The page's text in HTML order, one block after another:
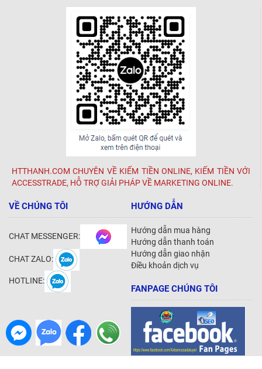
HTTHANH.COM CHUYÊN VỀ KIẾM TIỀN ONLINE, KIẾM TIỀN VỚI
ACCESSTRADE, HỖ TRỢ GIẢI PHÁP VỀ MARKETING ONLINE.
VỀ CHÚNG TÔI
CHAT MESSENGER:
CHAT ZALO:
HOTLINE:
HƯỚNG DẪN
Hướng dẫn mua hàng
Hướng dẫn thanh toán
Hướng dẫn giao nhận
Điều khoản dịch vụ
FANPAGE CHÚNG TÔI